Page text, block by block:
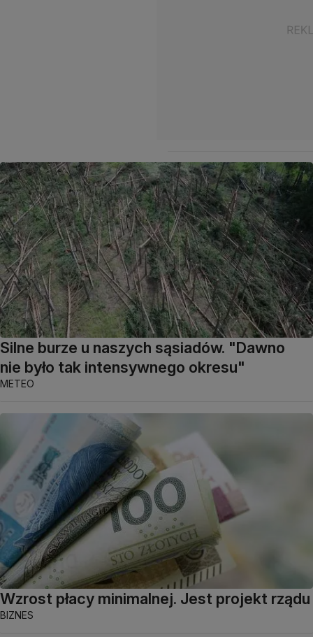
Silne burze u naszych sąsiadów. "Dawno
nie było tak intensywnego okresu"
METEO
Wzrost płacy minimalnej. Jest projekt rządu
BIZNES